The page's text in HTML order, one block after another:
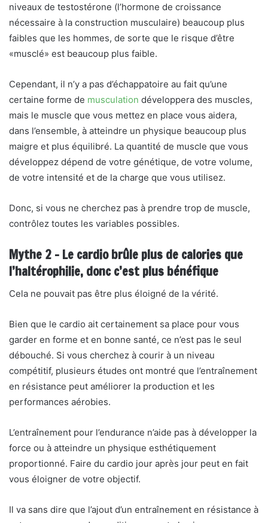
niveaux de testostérone (l’hormone de croissance
nécessaire à la construction musculaire) beaucoup plus
faibles que les hommes, de sorte que le risque d’être
«musclé» est beaucoup plus faible.
Cependant, il n’y a pas d’échappatoire au fait qu’une
certaine forme de musculation développera des muscles,
mais le muscle que vous mettez en place vous aidera,
dans l’ensemble, à atteindre un physique beaucoup plus
maigre et plus équilibré. La quantité de muscle que vous
développez dépend de votre génétique, de votre volume,
de votre intensité et de la charge que vous utilisez.
Donc, si vous ne cherchez pas à prendre trop de muscle,
contrôlez toutes les variables possibles.
Mythe 2 – Le cardio brûle plus de calories que
l’haltérophilie, donc c’est plus bénéfique
Cela ne pouvait pas être plus éloigné de la vérité.
Bien que le cardio ait certainement sa place pour vous
garder en forme et en bonne santé, ce n’est pas le seul
débouché. Si vous cherchez à courir à un niveau
compétitif, plusieurs études ont montré que l’entraînement
en résistance peut améliorer la production et les
performances aérobies.
L’entraînement pour l’endurance n’aide pas à développer la
force ou à atteindre un physique esthétiquement
proportionné. Faire du cardio jour après jour peut en fait
vous éloigner de votre objectif.
Il va sans dire que l’ajout d’un entraînement en résistance à